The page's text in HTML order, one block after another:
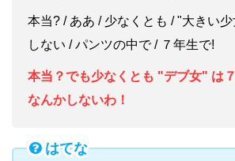
本当? / ああ / 少なくとも / "大きい
しない / パンツの中で / ７年生で!
本当？でも少なくとも "デブ女" は
なんかしないわ！
はてな